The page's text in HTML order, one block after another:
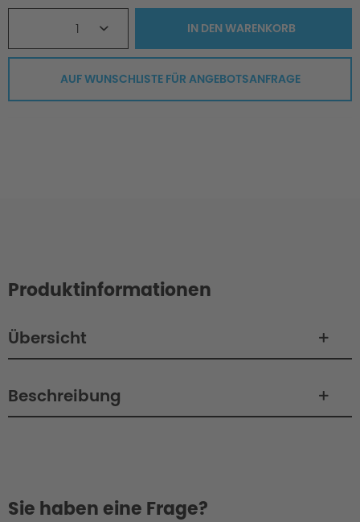
1 IN DENWARENKORB
AUF WUNSCHLISTE FÜR ANGEBOTSANFRAGE
Produktinformationen
Übersicht
Beschreibung
Sie haben eine Frage?